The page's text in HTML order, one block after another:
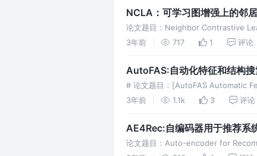
NCLA：可学习图增强上的邻
论文题目：Neighbor Contrastive
3年前
717 1 评论
AutoFAS:自动化特征和结构
# 论文题目：[AutoFAS Automatic
3年前
1.1k 3 评论
AE4Rec:自编码器用于推荐系
论文题目：Auto-encoder for